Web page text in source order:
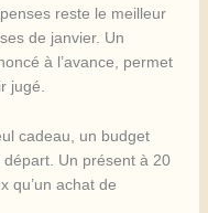
reste le meilleur
de janvier. Un
à l’avance, permet
jugé.
cadeau, un budget
Un présent à 20
qu’un achat de